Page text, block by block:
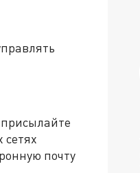
почту